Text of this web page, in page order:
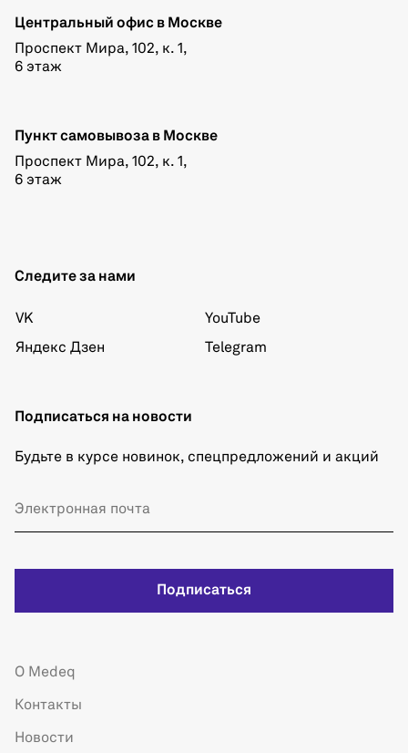
Центральный офис в Москве
Проспект Мира, 102, к. 1,
6 этаж
Пункт самовывоза в Москве
Проспект Мира, 102, к. 1,
6 этаж
Следите за нами
VK
Яндекс Дзен
YouTube
Telegram
Подписаться на новости
Будьте в курсе новинок, спецпредложений и акций
Подписаться
О Medeq
Контакты
Новости